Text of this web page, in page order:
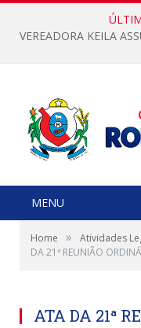
MENU
Home » Atividades
DA 21ª REUNIÃO
ATA DA 21ª